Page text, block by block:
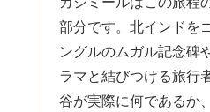
部分です。北インドを
ングルのムガル記念碑
ラマと結びつける旅行
谷が実際に何であるか